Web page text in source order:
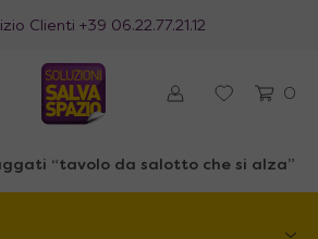
Clienti +39 06.22.77.21.12
0
“tavolo da salotto che si alza”